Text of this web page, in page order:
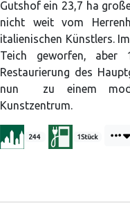
Gutshof ein 23,7 ha
nicht weit vom
italienischen Künstlers.
Teich geworfen, aber
Restaurierung des
nun zu einem
Kunstzentrum.
244 1Stück